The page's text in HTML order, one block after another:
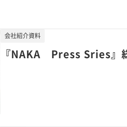
『NAKA Press Sries』
会社紹介資料